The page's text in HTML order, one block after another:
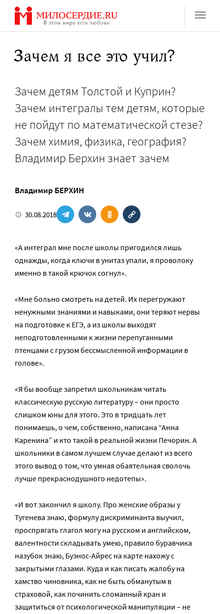
Перейти
содержанию
Зачем я все это учил?
Зачем детям Толстой и Куприн?
Зачем интегралы тем детям, которые
не пойдут по математической стезе?
Зачем химия, физика, география?
Владимир Берхин знает зачем
Владимир БЕРХИН
30.08.2018
«А интеграл мне после школы пригодился лишь
однажды, когда ключи в унитаз упали, я проволоку
именно в такой крючок согнул».
«Мне больно смотреть на детей. Их перегружают
ненужными знаниями и навыками, они теряют нервы
на подготовке к ЕГЭ, а из школы выходят
неподготовленными к жизни перепуганными
птенцами с грузом бессмысленной информации в
голове».
«Я бы вообще запретил школьникам читать
классическую русскую литературу – они просто
слишком юны для этого. Это в тридцать лет
понимаешь, о чем, собственно, написана “Анна
Каренина” и кто такой в реальной жизни Печорин. А
школьники в самом лучшем случае делают из всего
этого вывод о том, что умная обаятельная сволочь
лучше прекраснодушного недотепы».
«И вот закончил я школу. Про женские образы у
Тугенева знаю, формулу дискриминанта выучил,
проспрягать глагол могу на русском и английском,
валентности складывать умею, правило буравчика
назубок знаю, Буэнос-Айрес на карте нахожу с
закрытыми глазами. Куда и как писать жалобу на
хамство чиновника, как не быть обманутым в
страховой, как починить сломанный кран и
защититься от психологической манипуляции – не